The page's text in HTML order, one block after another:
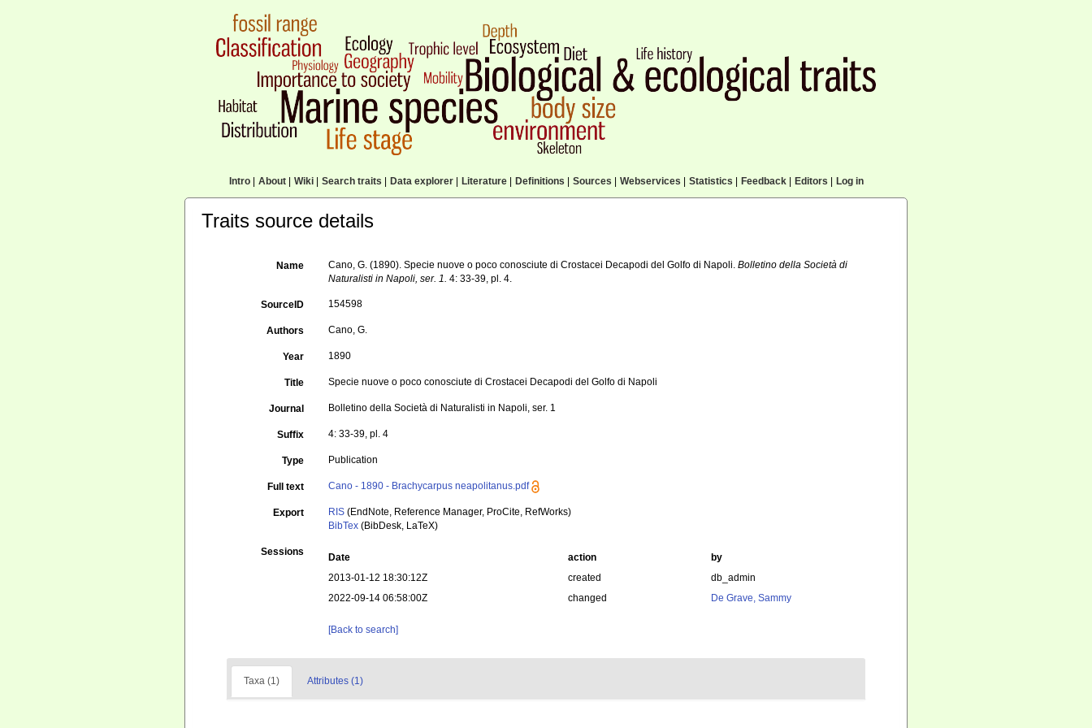
Intro| About| Wiki| Search traits Data explorer| Literature| Definitions Sources Webservices Statistics Feedback| Editors Log in
Traits source details
Name Cano, G. (1890). Specie nuove o poco conosciute di Crostacei Decapodi del Golfo di Napoli.Bolletino della Società di
Naturalisti in Napoli, ser. 1. 4: 33-39, pl. 4.
SourceID 154598
Authors Cano, G.
Year 1890
Title Specie nuove o poco conosciute di Crostacei Decapodi del Golfo di Napoli
Journal Bolletino della Società di Naturalisti in Napoli, ser. 1
Suffix 4: 33-39, pl. 4
Type Publication
Full text Cano - 1890 - Brachycarpus neapolitanus.pdf
Export RIS (EndNote, Reference Manager, ProCite, RefWorks)
BibTex (BibDesk, LaTeX)
Sessions Date action
by
2013-01-12 18:30:12Z
created
db_admin
2022-09-14 06:58:00Z
changed De Grave, Sammy
[Back to search]
Taxa (1) Attributes (1)